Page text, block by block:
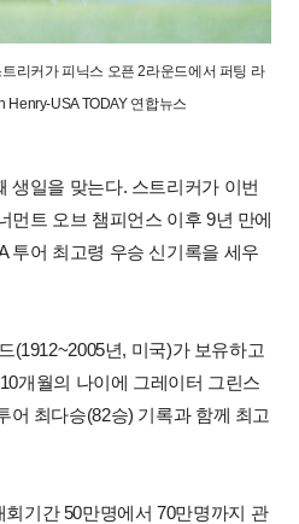
리커가 피닉스 오픈 2라운드에서 퍼팅 라
Henry-USA TODAY 연합뉴스
생일을 맞는다. 스트리커가 이번
먼트 오브 챔피언스 이후 9년 만에
투어 최고령 우승 신기록을 세우
(1912~2005년, 미국)가 보유하고
개월의 나이에 그레이터 그린스
어 최다승(82승) 기록과 함께 최고
기간 50만명에서 70만명까지 관